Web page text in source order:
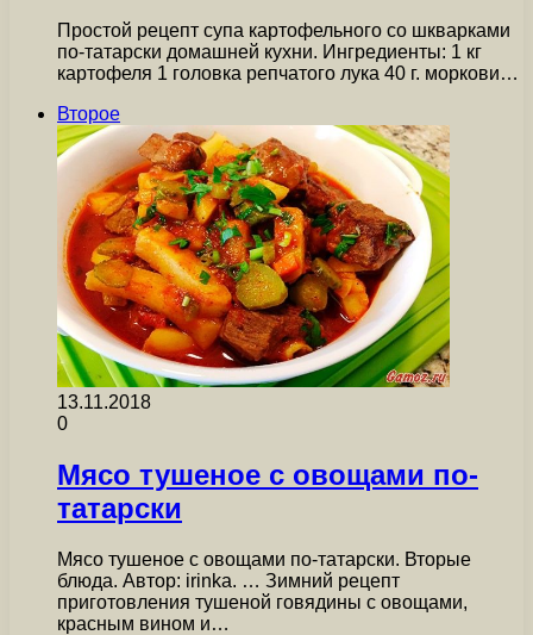
Простой рецепт супа картофельного со шкварками
по-татарски домашней кухни. Ингредиенты: 1 кг
картофеля 1 головка репчатого лука 40 г. моркови…
Второе
13.11.2018
0
Мясо тушеное с овощами по-
татарски
Мясо тушеное с овощами по-татарски. Вторые
блюда. Автор: irinka. … Зимний рецепт
приготовления тушеной говядины с овощами,
красным вином и…